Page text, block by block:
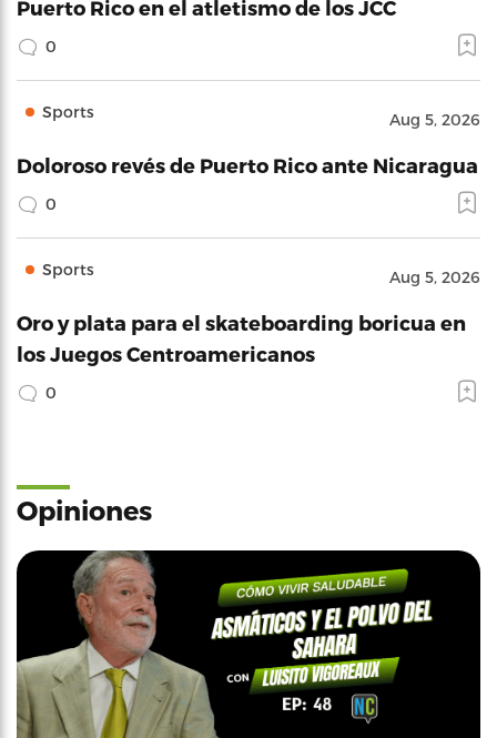
Puerto Rico en el atletismo de los JCC
0
Sports Aug 5, 2026
Doloroso revés de Puerto Rico ante Nicaragua
0
Sports Aug 5, 2026
Oro y plata para el skateboarding boricua en
los Juegos Centroamericanos
0
Opiniones